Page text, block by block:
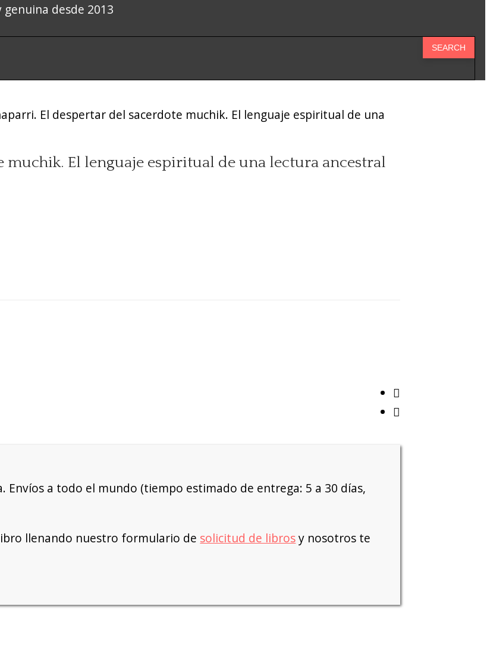
desde 2013
El despertar del sacerdote muchik. El lenguaje espiritual de una
muchik. El lenguaje espiritual de una lectura ancestral
Envíos a todo el mundo (tiempo estimado de entrega: 5 a 30 días,
llenando nuestro formulario de solicitud de librosy nosotros te